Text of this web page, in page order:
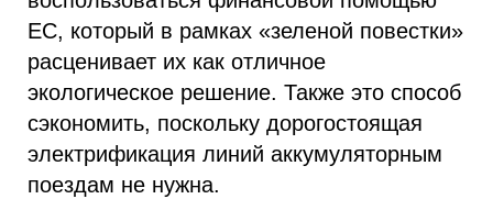
ЕС, который в рамках «зеленой повестки»
расценивает их как отличное
экологическое решение. Также это способ
сэкономить, поскольку дорогостоящая
электрификация линий аккумуляторным
поездам не нужна.